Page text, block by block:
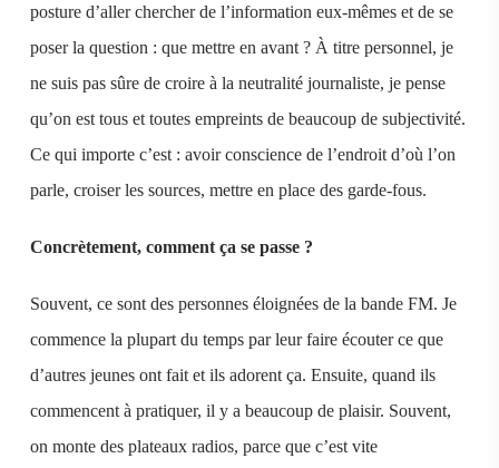
posture d’aller chercher de l’information eux-mêmes et de se
poser la question : que mettre en avant ? À titre personnel, je
ne suis pas sûre de croire à la neutralité journaliste, je pense
qu’on est tous et toutes empreints de beaucoup de subjectivité.
Ce qui importe c’est : avoir conscience de l’endroit d’où l’on
parle, croiser les sources, mettre en place des garde-fous.
Concrètement, comment ça se passe ?
Souvent, ce sont des personnes éloignées de la bande FM. Je
commence la plupart du temps par leur faire écouter ce que
d’autres jeunes ont fait et ils adorent ça. Ensuite, quand ils
commencent à pratiquer, il y a beaucoup de plaisir. Souvent,
on monte des plateaux radios, parce que c’est vite